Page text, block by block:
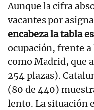
Aunque la cifra
vacantes por
encabeza la tabla
ocupación, frente a
como Madrid, que
254 plazas).
(80 de 440)
lento. La situación